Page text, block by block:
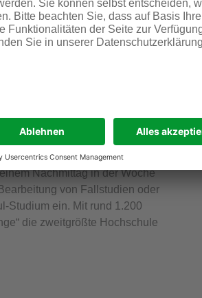
„Chemical Engineering“,
beendet. Masterabschlüsse
Als Jahrgangsbeste
(B.A. Business Information
(B.A.
interessierte, die parallel zu
Nachmittag in der Woche
von Fallstudien oder
Studium ein. Mit rund 1.200
die zweitgrößte Hochschule